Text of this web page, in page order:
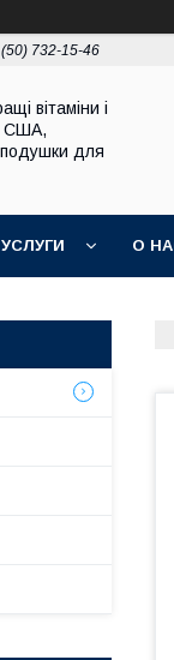
732-15-46
вітаміни і
США,
для
О